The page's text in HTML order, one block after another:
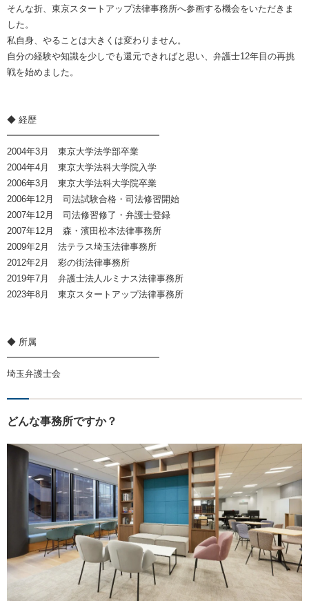
そんな折、東京スタートアップ法律事務所へ参画する機会をいただきま
した。
私自身、やることは大きくは変わりません。
自分の経験や知識を少しでも還元できればと思い、弁護士12年目の再挑
戦を始めました。
◆ 経歴
━━━━━━━━━━━━━━━━━
2004年3月 東京大学法学部卒業
2004年4月 東京大学法科大学院入学
2006年3月 東京大学法科大学院卒業
2006年12月 司法試験合格・司法修習開始
2007年12月 司法修習修了・弁護士登録
2007年12月 森・濱田松本法律事務所
2009年2月 法テラス埼玉法律事務所
2012年2月 彩の街法律事務所
2019年7月 弁護士法人ルミナス法律事務所
2023年8月 東京スタートアップ法律事務所
◆ 所属
━━━━━━━━━━━━━━━━━
埼玉弁護士会
どんな事務所ですか？